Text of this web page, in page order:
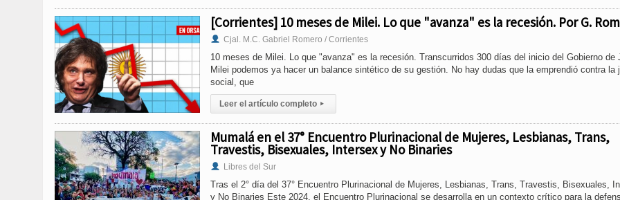
[Corrientes] 10 meses de Milei. Lo que "avanza" es la recesión. Por G.
Cjal. M.C. Gabriel Romero / Corrientes
10 meses de Milei. Lo que "avanza" es la recesión. Transcurridos 300 días del inicio del Gobierno de
Milei podemos ya hacer un balance sintético de su gestión. No hay dudas que la emprendió contra la
social, que
Leer el artículo completo ▸
Mumalá en el 37° Encuentro Plurinacional de Mujeres, Lesbianas, Trans,
Travestis, Bisexuales, Intersex y No Binaries
Libres del Sur
Tras el 2° día del 37° Encuentro Plurinacional de Mujeres, Lesbianas, Trans, Travestis, Bisexuales,
y No Binaries Este 2024, el Encuentro Plurinacional se desarrolla en un contexto crítico para la